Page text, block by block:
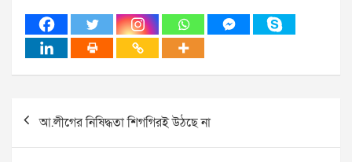
Post
navigation
আ.লীগের নিষিদ্ধতা শিগগিরই উঠছে না